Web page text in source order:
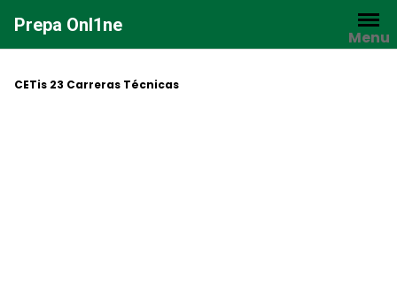
contenido
Prepa Onl1ne
Menu
CETis 23 Carreras Técnicas